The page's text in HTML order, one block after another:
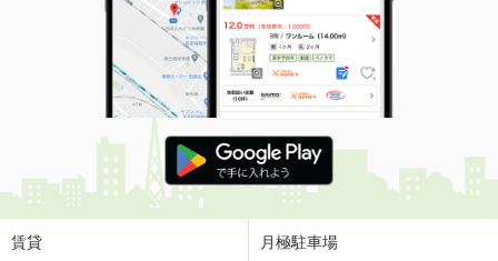
賃貸 月極駐車場